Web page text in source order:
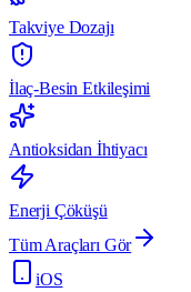
Takviye Dozajı
İlaç-Besin Etkileşimi
Antioksidan İhtiyacı
Enerji Çöküşü
Tüm Araçları Gör
iOS